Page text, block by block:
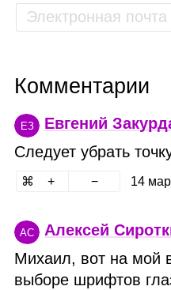
Комментарии
ЕЗ
Евгений
Следует убрать
14
АС
Алексей
Михаил, вот на мой
выборе шрифтов